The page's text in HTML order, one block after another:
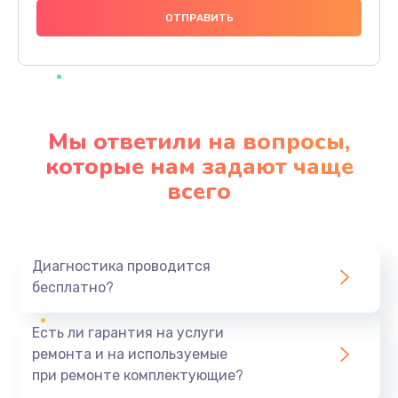
1000 руб.
Заказать
Профилактическая чистка
Заказать
Мы ответили на вопросы,
которые нам задают чаще
всего
Диагностика проводится
бесплатно?
Есть ли гарантия на услуги
ремонта и на используемые
при ремонте комплектующие?